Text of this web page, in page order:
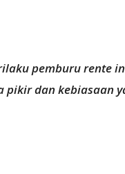
pemburu rente
dan kebiasaan